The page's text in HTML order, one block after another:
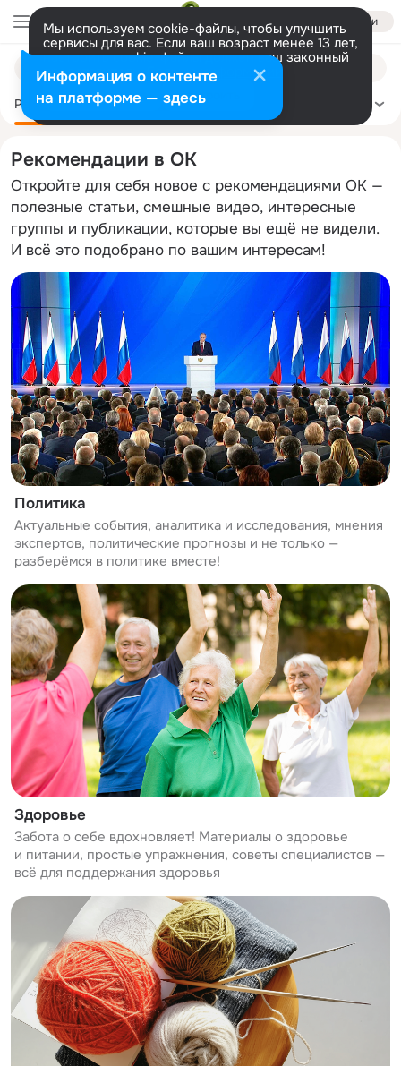
Войти
Мы используем cookie-файлы, чтобы улучшить
сервисы для вас. Если ваш возраст менее 13 лет,
настроить cookie-файлы должен ваш законный
представитель. Больше информации
Разрешить все Настроить
темам
Рекомендации Политика Здоровье Сделай сам
Рекомендации в ОК
Откройте для себя новое с рекомендациями ОК —
полезные статьи, смешные видео, интересные
группы и публикации, которые вы ещё не видели.
И всё это подобрано по вашим интересам!
Политика
Актуальные события, аналитика и исследования, мнения
экспертов, политические прогнозы и не только —
разберёмся в политике вместе!
Здоровье
Забота о себе вдохновляет! Материалы о здоровье
и питании, простые упражнения, советы специалистов —
всё для поддержания здоровья
Информация о контенте
на платформе — здесь